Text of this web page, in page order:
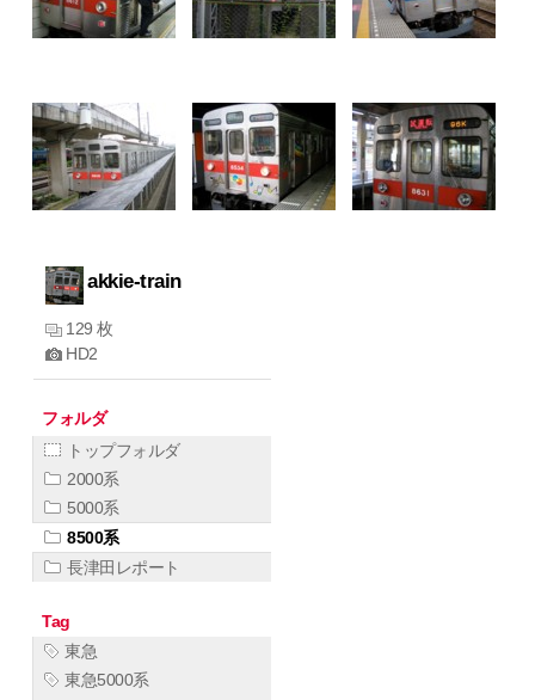
akkie-train
129 枚
HD2
フォルダ
トップフォルダ
2000系
5000系
8500系
長津田レポート
Tag
東急
東急5000系